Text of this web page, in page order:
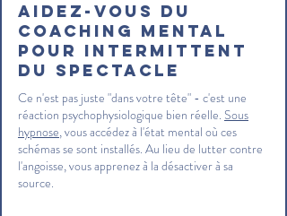
Aidez-vous du
coaching mental
pour intermittent
du spectacle
Ce n'est pas juste "dans votre tête" - c'est une
réaction psychophysiologique bien réelle. Sous
hypnose, vous accédez à l'état mental où ces
schémas se sont installés. Au lieu de lutter contre
l'angoisse, vous apprenez à la désactiver à sa
source.